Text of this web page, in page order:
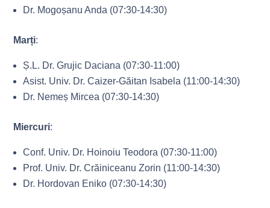
Dr. Mogoșanu Anda (07:30-14:30)
Marți:
Ș.L. Dr. Grujic Daciana (07:30-11:00)
Asist. Univ. Dr. Caizer-Găitan Isabela (11:00-14:30)
Dr. Nemeș Mircea (07:30-14:30)
Miercuri:
Conf. Univ. Dr. Hoinoiu Teodora (07:30-11:00)
Prof. Univ. Dr. Crăiniceanu Zorin (11:00-14:30)
Dr. Hordovan Eniko (07:30-14:30)